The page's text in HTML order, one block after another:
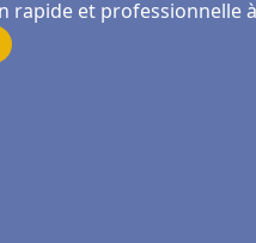
rapide et professionnelle